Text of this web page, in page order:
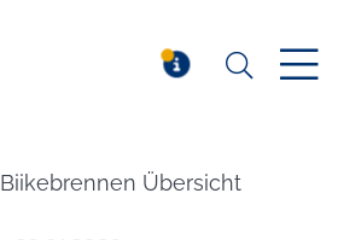
Suchen
Biikebrennen Übersicht